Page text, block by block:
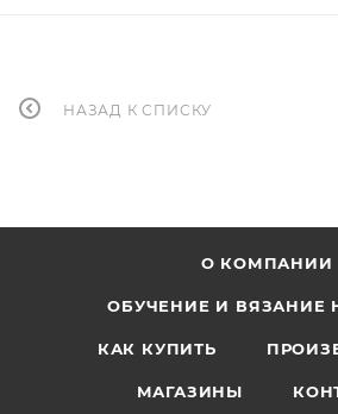
НАЗАД К СПИСКУ
О КОМПАНИИ
ОБУЧЕНИЕ И ВЯЗАНИЕ
КАК КУПИТЬ
МАГАЗИНЫ